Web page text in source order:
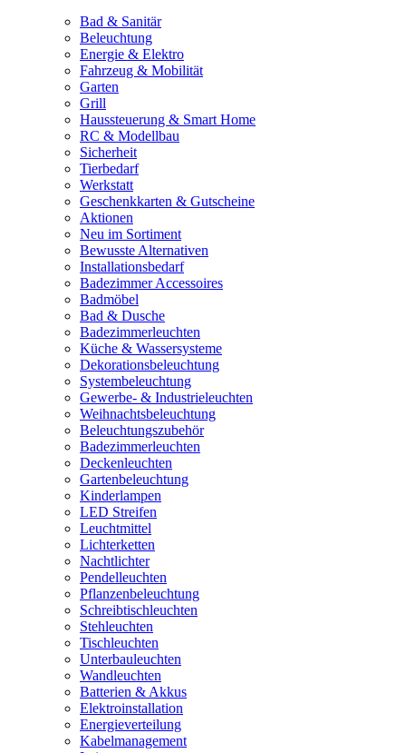
Bad & Sanitär
Beleuchtung
Energie & Elektro
Fahrzeug & Mobilität
Garten
Grill
Haussteuerung & Smart Home
RC & Modellbau
Sicherheit
Tierbedarf
Werkstatt
Geschenkkarten & Gutscheine
Aktionen
Neu im Sortiment
Bewusste Alternativen
Installationsbedarf
Badezimmer Accessoires
Badmöbel
Bad & Dusche
Badezimmerleuchten
Küche & Wassersysteme
Dekorationsbeleuchtung
Systembeleuchtung
Gewerbe- & Industrieleuchten
Weihnachtsbeleuchtung
Beleuchtungszubehör
Badezimmerleuchten
Deckenleuchten
Gartenbeleuchtung
Kinderlampen
LED Streifen
Leuchtmittel
Lichterketten
Nachtlichter
Pendelleuchten
Pflanzenbeleuchtung
Schreibtischleuchten
Stehleuchten
Tischleuchten
Unterbauleuchten
Wandleuchten
Batterien & Akkus
Elektroinstallation
Energieverteilung
Kabelmanagement